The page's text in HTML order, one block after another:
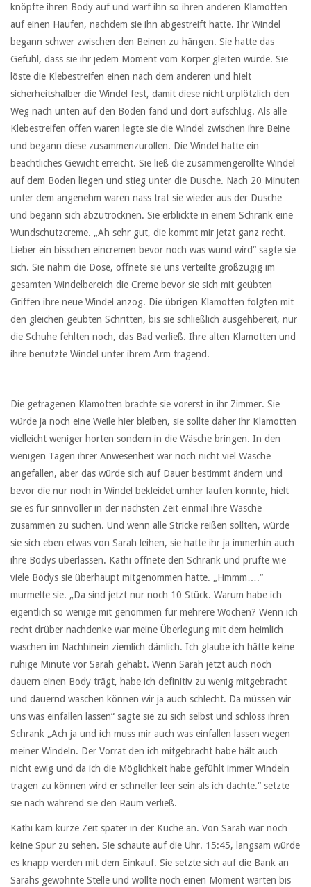
knöpfte ihren Body auf und warf ihn so ihren anderen Klamotten
auf einen Haufen, nachdem sie ihn abgestreift hatte. Ihr Windel
begann schwer zwischen den Beinen zu hängen. Sie hatte das
Gefühl, dass sie ihr jedem Moment vom Körper gleiten würde. Sie
löste die Klebestreifen einen nach dem anderen und hielt
sicherheitshalber die Windel fest, damit diese nicht urplötzlich den
Weg nach unten auf den Boden fand und dort aufschlug. Als alle
Klebestreifen offen waren legte sie die Windel zwischen ihre Beine
und begann diese zusammenzurollen. Die Windel hatte ein
beachtliches Gewicht erreicht. Sie ließ die zusammengerollte Windel
auf dem Boden liegen und stieg unter die Dusche. Nach 20 Minuten
unter dem angenehm waren nass trat sie wieder aus der Dusche
und begann sich abzutrocknen. Sie erblickte in einem Schrank eine
Wundschutzcreme. „Ah sehr gut, die kommt mir jetzt ganz recht.
Lieber ein bisschen eincremen bevor noch was wund wird“ sagte sie
sich. Sie nahm die Dose, öffnete sie uns verteilte großzügig im
gesamten Windelbereich die Creme bevor sie sich mit geübten
Griffen ihre neue Windel anzog. Die übrigen Klamotten folgten mit
den gleichen geübten Schritten, bis sie schließlich ausgehbereit, nur
die Schuhe fehlten noch, das Bad verließ. Ihre alten Klamotten und
ihre benutzte Windel unter ihrem Arm tragend.
Die getragenen Klamotten brachte sie vorerst in ihr Zimmer. Sie
würde ja noch eine Weile hier bleiben, sie sollte daher ihr Klamotten
vielleicht weniger horten sondern in die Wäsche bringen. In den
wenigen Tagen ihrer Anwesenheit war noch nicht viel Wäsche
angefallen, aber das würde sich auf Dauer bestimmt ändern und
bevor die nur noch in Windel bekleidet umher laufen konnte, hielt
sie es für sinnvoller in der nächsten Zeit einmal ihre Wäsche
zusammen zu suchen. Und wenn alle Stricke reißen sollten, würde
sie sich eben etwas von Sarah leihen, sie hatte ihr ja immerhin auch
ihre Bodys überlassen. Kathi öffnete den Schrank und prüfte wie
viele Bodys sie überhaupt mitgenommen hatte. „Hmmm….“
murmelte sie. „Da sind jetzt nur noch 10 Stück. Warum habe ich
eigentlich so wenige mit genommen für mehrere Wochen? Wenn ich
recht drüber nachdenke war meine Überlegung mit dem heimlich
waschen im Nachhinein ziemlich dämlich. Ich glaube ich hätte keine
ruhige Minute vor Sarah gehabt. Wenn Sarah jetzt auch noch
dauern einen Body trägt, habe ich definitiv zu wenig mitgebracht
und dauernd waschen können wir ja auch schlecht. Da müssen wir
uns was einfallen lassen“ sagte sie zu sich selbst und schloss ihren
Schrank „Ach ja und ich muss mir auch was einfallen lassen wegen
meiner Windeln. Der Vorrat den ich mitgebracht habe hält auch
nicht ewig und da ich die Möglichkeit habe gefühlt immer Windeln
tragen zu können wird er schneller leer sein als ich dachte.“ setzte
sie nach während sie den Raum verließ.
Kathi kam kurze Zeit später in der Küche an. Von Sarah war noch
keine Spur zu sehen. Sie schaute auf die Uhr. 15:45, langsam würde
es knapp werden mit dem Einkauf. Sie setzte sich auf die Bank an
Sarahs gewohnte Stelle und wollte noch einen Moment warten bis